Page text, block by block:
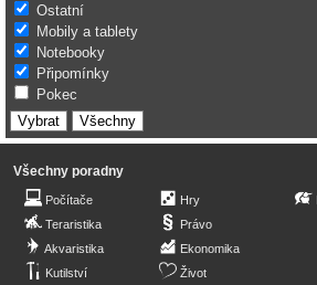
Ostatní
Mobily a tablety
Notebooky
Připomínky
Pokec
Všechny poradny
Počítače
Teraristika
Akvaristika
Kutilství
Hry
Právo
Ekonomika
Život